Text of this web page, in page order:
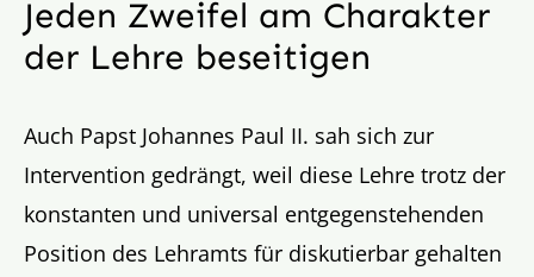
Jeden Zweifel am Charakter
der Lehre beseitigen
Auch Papst Johannes Paul II. sah sich zur
Intervention gedrängt, weil diese Lehre trotz der
konstanten und universal entgegenstehenden
Position des Lehramts für diskutierbar gehalten